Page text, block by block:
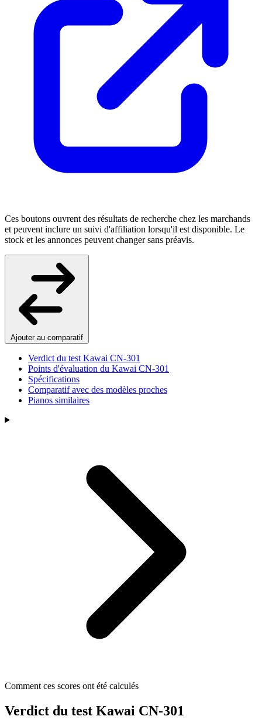
Ces boutons ouvrent des résultats de recherche chez les marchands
et peuvent inclure un suivi d'affiliation lorsqu'il est disponible. Le
stock et les annonces peuvent changer sans préavis.
Ajouter au comparatif
Verdict du test Kawai CN-301
Points d'évaluation du Kawai CN-301
Spécifications
Comparatif avec des modèles proches
Pianos similaires
Comment ces scores ont été calculés
Verdict du test Kawai CN-301